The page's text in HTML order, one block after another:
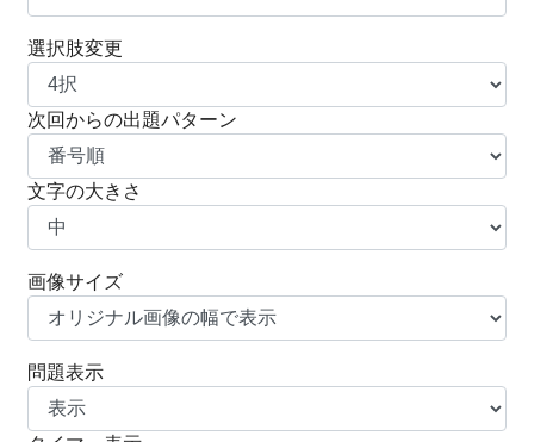
選択肢変更
次回からの出題パターン
文字の大きさ
画像サイズ
問題表示